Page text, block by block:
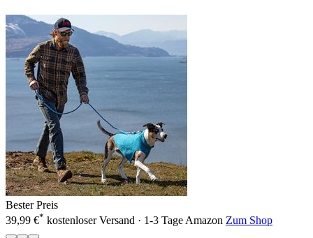
Bester Preis
39,99 €* kostenloser Versand · 1-3 Tage Amazon Zum Shop